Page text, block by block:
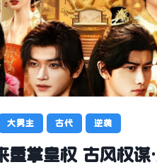
大男主 古代 逆袭
重掌皇权 古风权谋